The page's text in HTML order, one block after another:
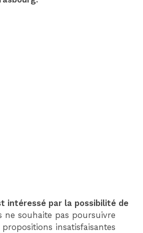
intéressé par la possibilité de
ne souhaite pas poursuivre
insatisfaisantes